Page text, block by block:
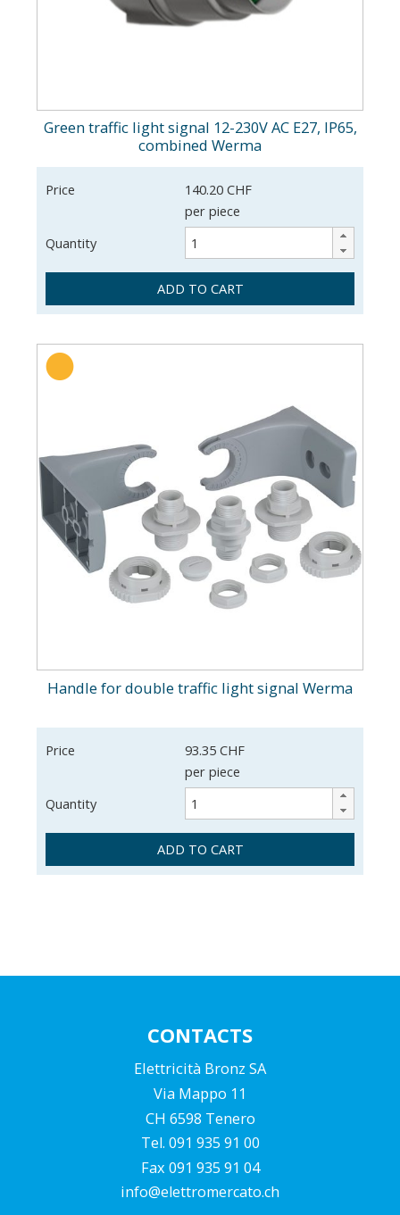
Green traffic light signal 12-230V AC E27, IP65,
combined Werma
Price
140.20 CHF
per piece
Quantity
ADD TO CART
Handle for double traffic light signal Werma
Price
93.35 CHF
per piece
Quantity
ADD TO CART
CONTACTS
Elettricità Bronz SA
Via Mappo 11
CH 6598 Tenero
Tel. 091 935 91 00
Fax 091 935 91 04
info@elettromercato.ch